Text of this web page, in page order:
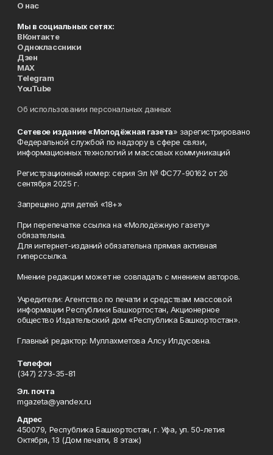
О нас
Мы в социальных сетях:
ВКонтакте
Одноклассники
Дзен
MAX
Telegram
YouTube
Об использовании персональных данных
Сетевое издание «Молодёжная газета» зарегистрировано
Федеральной службой по надзору в сфере связи,
информационных технологий и массовых коммуникаций
Регистрационный номер: серия Эл № ФС77-90162 от 26
сентября 2025 г.
Запрещено для детей «18+»
При перепечатке ссылка на «Молодёжную газету»
обязательна.
Для интернет-изданий обязательна прямая активная
гиперссылка.
Мнение редакции может не совпадать с мнением авторов.
Учредители: Агентство по печати и средствам массовой
информации Республики Башкортостан, Акционерное
общество Издательский дом «Республика Башкортостан».
Главный редактор: Муллахметова Алсу Илдусовна.
Телефон
(347) 273-35-81
Эл. почта
mgazeta@yandex.ru
Адрес
450079, Республика Башкортостан, г. Уфа, ул. 50-летия
Октября, 13 (Дом печати, 8 этаж)